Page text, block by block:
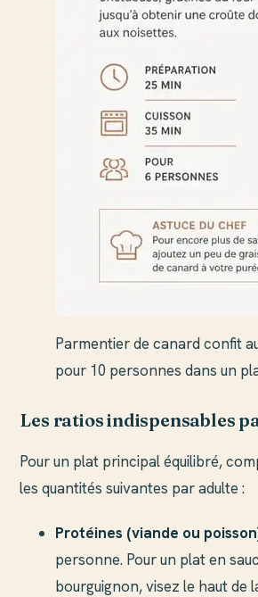
Parmentier de canard confit
pour 10 personnes dans un
Les ratios indispensables
Pour un plat principal équilibré,
les quantités suivantes par adulte :
Protéines (viande ou
personne. Pour un plat en
bourguignon, visez le haut de